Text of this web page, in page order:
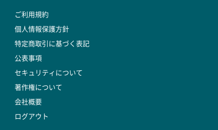
ご利用規約
個人情報保護方針
特定商取引に基づく表記
公表事項
セキュリティについて
著作権について
会社概要
ログアウト